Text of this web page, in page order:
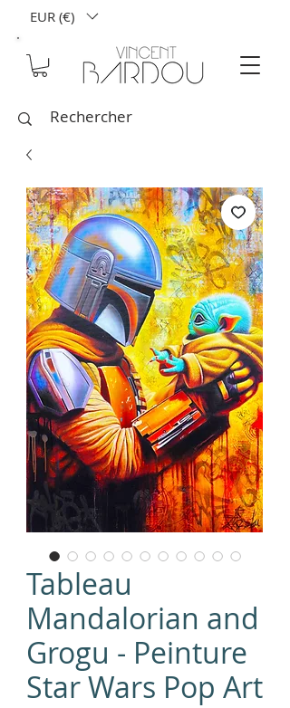
EUR (€)
Tableau
Mandalorian and
Grogu - Peinture
Star Wars Pop Art